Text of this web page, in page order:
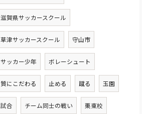
滋賀県サッカースクール
草津サッカースクール 守山市
サッカー少年 ボレーシュート
質にこだわる 止める 蹴る 玉園
試合 チーム同士の戦い 栗東校